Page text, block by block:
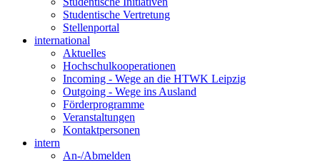
Studentische Vertretung
Stellenportal
international
Aktuelles
Hochschulkooperationen
Incoming - Wege an die HTWK Leipzig
Outgoing - Wege ins Ausland
Förderprogramme
Veranstaltungen
Kontaktpersonen
intern
An-/Abmelden